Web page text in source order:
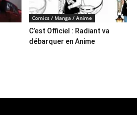
Comics / Manga / Anime
C’est Officiel : Radiant va
débarquer en Anime